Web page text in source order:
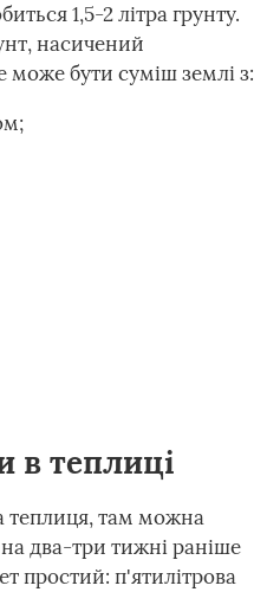
1,5-2 літра грунту.
насичений
бути суміш землі з:
в теплиці
теплиця, там можна
два-три тижні раніше
простий: п'ятилітрова